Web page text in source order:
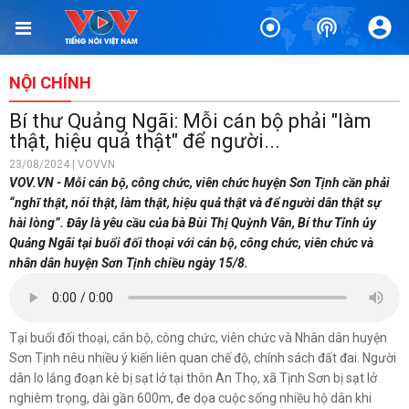
NỘI CHÍNH
Bí thư Quảng Ngãi: Mỗi cán bộ phải "làm
thật, hiệu quả thật" để người...
23/08/2024 | VOVVN
VOV.VN - Mỗi cán bộ, công chức, viên chức huyện Sơn Tịnh cần phải
“nghĩ thật, nói thật, làm thật, hiệu quả thật và để người dân thật sự
hài lòng”. Đây là yêu cầu của bà Bùi Thị Quỳnh Vân, Bí thư Tỉnh ủy
Quảng Ngãi tại buổi đối thoại với cán bộ, công chức, viên chức và
nhân dân huyện Sơn Tịnh chiều ngày 15/8.
Tại buổi đối thoại, cán bộ, công chức, viên chức và Nhân dân huyện
Sơn Tịnh nêu nhiều ý kiến liên quan chế độ, chính sách đất đai. Người
dân lo lắng đoạn kè bị sạt lở tại thôn An Thọ, xã Tịnh Sơn bị sạt lở
nghiêm trọng, dài gần 600m, đe dọa cuộc sống nhiều hộ dân khi
TIN BÀI LIÊN QUAN
Đại tướng Nguyễn Trọng Nghĩa chào xã giao lãnh đạo Đảng,
Nhà nước Lào
Tổng Bí thư, Chủ tịch nước: Hạ tầng phải được quy hoạch,
đảm bảo tầm nhìn dài hạn
14 phút trước
Quảng Trị đưa cán bộ về làm việc tại trung tâm hành chính -
chính trị tỉnh
27 phút trước
30 phút trước
Bí thư Quảng Ninh: Trăn trở nhất là người dân được gì khi tỉnh
lên thành phố
35 phút trước